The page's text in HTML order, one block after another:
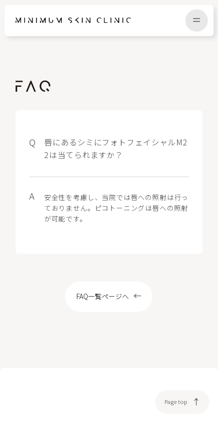
唇にあるシミにフォトフェイシャルM2
2は当てられますか？
安全性を考慮し、当院では唇への照射は行っ
ておりません。ピコトーニングは唇への照射
が可能です。
FAQ一覧ページへ
Page top
CAMPAIGN
LOCATION
RECRUIT